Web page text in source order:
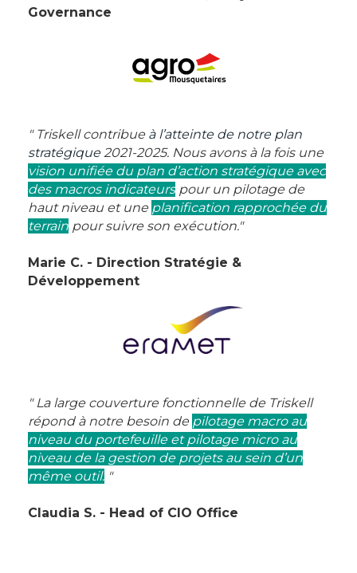
Governance
" Triskell contribue à l’atteinte de notre plan
stratégique2021-2025. Nous avons à la fois une
vision unifiée du plan d’action stratégique avec
des macros indicateurs pour un pilotage de
haut niveau et une planification rapprochée du
terrain pour suivre son exécution."
Marie C. - Direction Stratégie &
Développement
" La large couverture fonctionnelle de Triskell
répond à notre besoin de pilotage macro au
niveau du portefeuille et pilotage micro au
niveau de la gestion de projets au sein d’un
même outil. "
Claudia S. - Head of CIO Office